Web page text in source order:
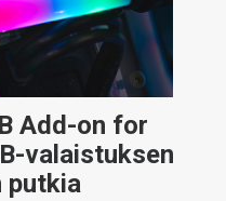
Add-on for
valaistuksen
putkia